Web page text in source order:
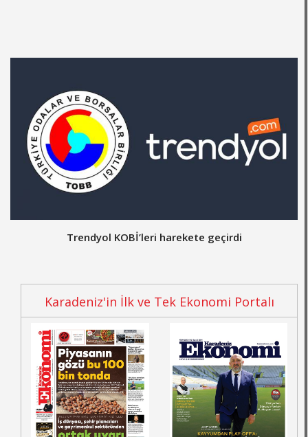
Trendyol KOBİ’leri harekete geçirdi
Karadeniz'in İlk ve Tek Ekonomi Portalı